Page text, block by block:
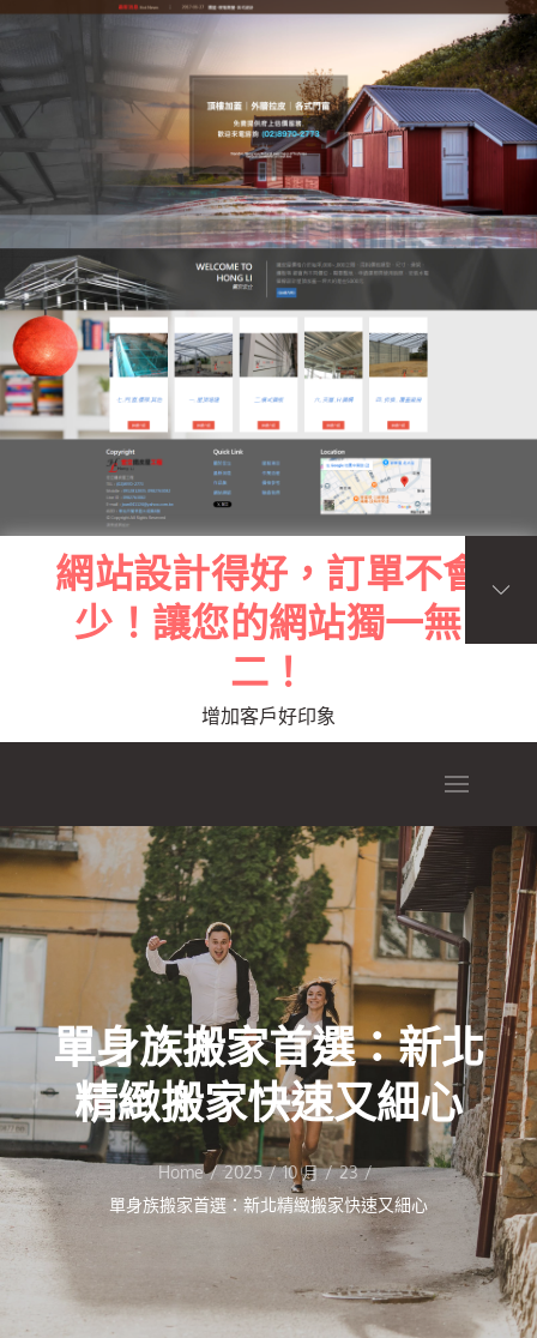
Skip
to
content
網站設計得好，訂單不會
少！讓您的網站獨一無
二！
增加客戶好印象
單身族搬家首選：新北
精緻搬家快速又細心
Home 2025 10 月
23
單身族搬家首選：新北精緻搬家快速又細心